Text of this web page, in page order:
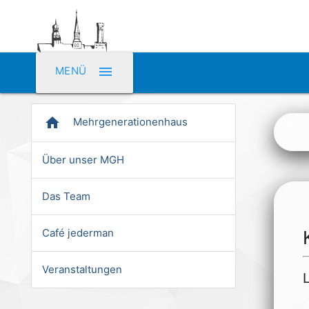
menu
MENÜ
home Mehrgenerationenhaus
Über unser MGH
Das Team
Café jederman
Veranstaltungen